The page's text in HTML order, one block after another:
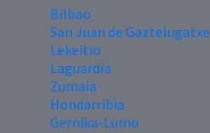
Bilbao
San Juan de Gaztelugatxe
Lekeitio
Laguardia
Zumaia
Hondarribia
Gernika-Lumo